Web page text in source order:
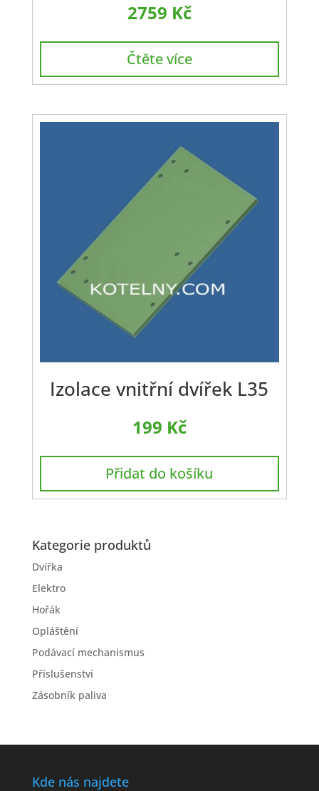
2759 Kč
Čtěte více
Izolace vnitřní dvířek L35
199 Kč
Přidat do košíku
Kategorie produktů
Dvířka
Elektro
Hořák
Opláštění
Podávací mechanismus
Příslušenství
Zásobník paliva
Kde nás najdete